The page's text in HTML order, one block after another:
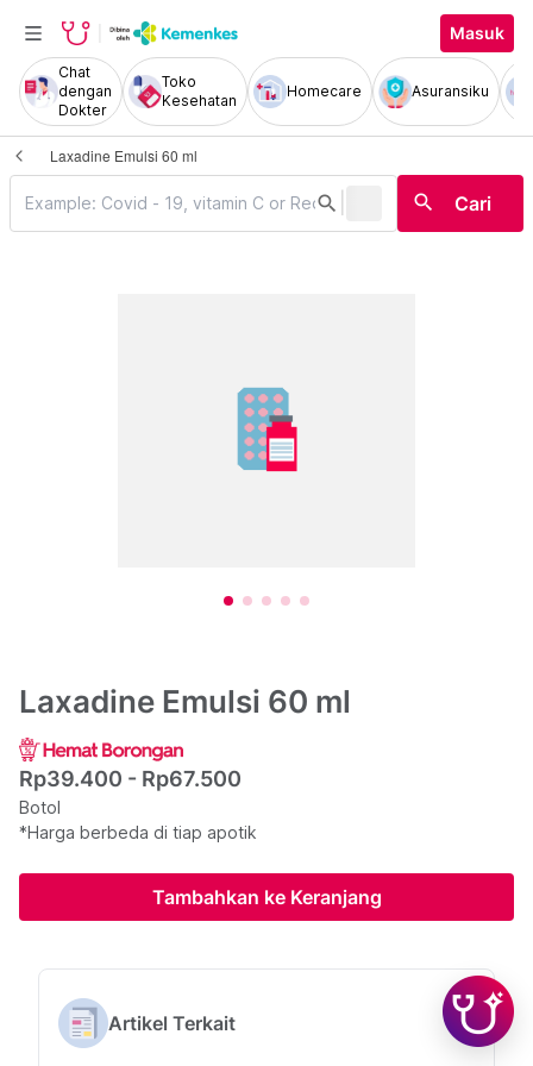
Masuk
Chat
dengan
Dokter
Toko
Kesehatan
Homecare Asuransiku
Laxadine Emulsi 60 ml
search search Cari
Laxadine Emulsi 60 ml
Rp39.400 - Rp67.500
Botol
*Harga berbeda di tiap apotik
Tambahkan ke Keranjang
Artikel Terkait